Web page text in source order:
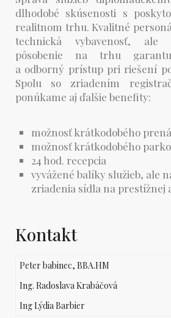
dlhodobé skúsenosti s
realitnom trhu. Kvalitné
technická vybavenosť, ale
pôsobenie na trhu
a odborný prístup pri riešení
Spolu so zriadením
ponúkame aj ďalšie benefity:
možnosť krátkodobého
možnosť krátkodobého
24 hod. recepcia
vyvážené balíky služieb, ale
zriadenia sídla na prestížnej
Kontakt
Peter babinec, BBA.HM
Ing. Radoslava Krabáčová
Ing Lýdia Barbier